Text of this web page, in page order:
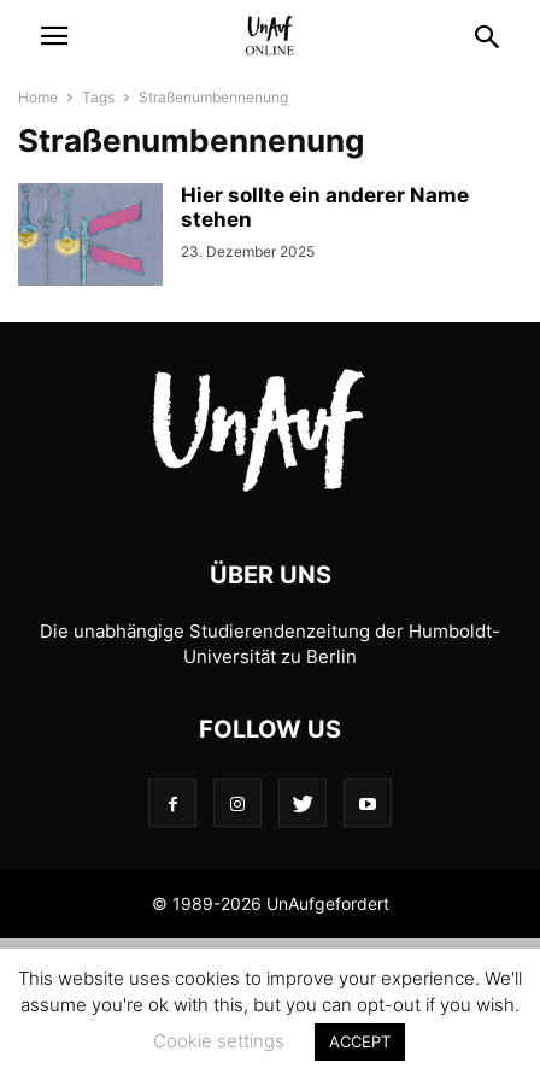
Home Tags Straßenumbennenung
Straßenumbennenung
Hier sollte ein anderer Name
stehen
23. Dezember 2025
ÜBER UNS
Die unabhängige Studierendenzeitung der Humboldt-
Universität zu Berlin
FOLLOW US
© 1989-2026 UnAufgefordert
This website uses cookies to improve your experience. We'll
assume you're ok with this, but you can opt-out if you wish.
Cookie settings
ACCEPT